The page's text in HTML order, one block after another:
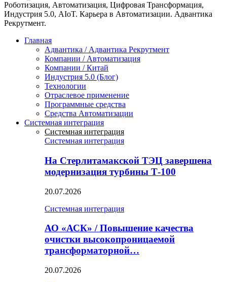
Роботизация, Автоматизация, Цифровая Трансформация,
Индустрия 5.0, AIoT. Карьера в Автоматизации. Адвантика
Рекрутмент.
Главная
Адвантика / Адвантика Рекрутмент
Компании / Автоматизация
Компании / Китай
Индустрия 5.0 (Блог)
Технологии
Отраслевое применение
Программные средства
Средства Автоматизации
Системная интеграция
Системная интеграция
Системная интеграция
На Стерлитамакской ТЭЦ завершена
модернизация турбины Т-100
20.07.2026
Системная интеграция
АО «АСК» / Повышение качества
очистки высокопроницаемой
трансформаторной…
20.07.2026